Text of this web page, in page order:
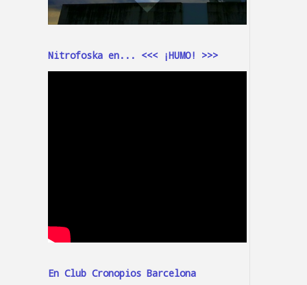
Nitrofoska en... <<< ¡HUMO! >>>
En Club Cronopios Barcelona